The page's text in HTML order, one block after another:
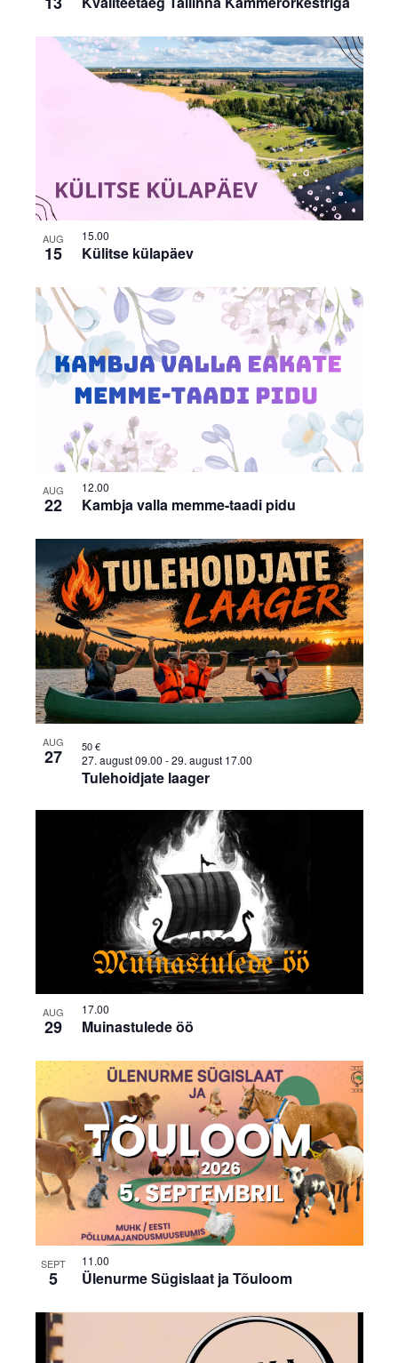
AUG
15 Külitse külapäev
15.00
AUG
22 Kambja valla memme-taadi pidu
12.00
AUG
27
Tulehoidjate laager
27. august 09.00 -29. august 17.00
50 €
AUG
29 Muinastulede öö
17.00
SEPT
5 Ülenurme Sügislaat ja Tõuloom
11.00